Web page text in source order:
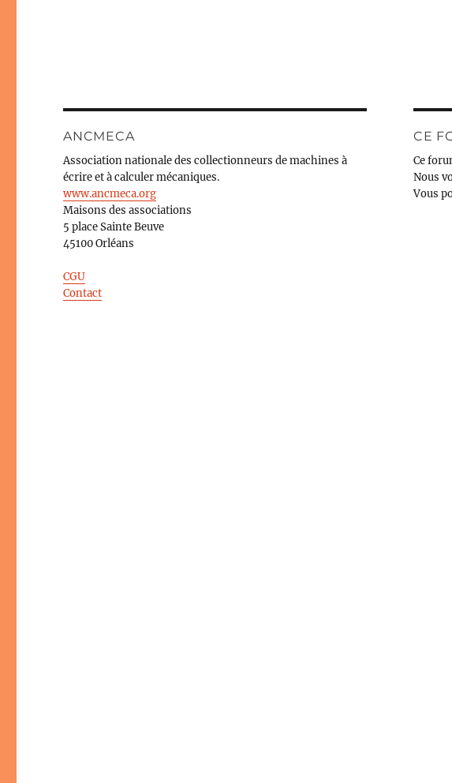
ANCMECA
Association nationale des collectionneurs de machines à
écrire et à calculer mécaniques.
www.ancmeca.org
Maisons des associations
5 place Sainte Beuve
45100 Orléans
CGU
Contact
CE
Ce
Nous
Vous